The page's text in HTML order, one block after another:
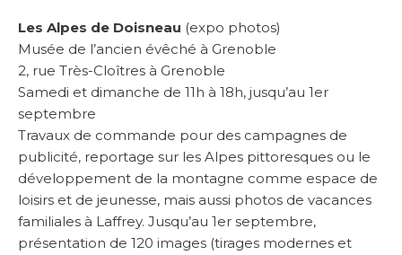
Les Alpes de Doisneau (expo photos)
Musée de l’ancien évêché à Grenoble
2, rue Très-Cloîtres à Grenoble
Samedi et dimanche de 11h à 18h, jusqu’au 1er
septembre
Travaux de commande pour des campagnes de
publicité, reportage sur les Alpes pittoresques ou le
développement de la montagne comme espace de
loisirs et de jeunesse, mais aussi photos de vacances
familiales à Laffrey. Jusqu’au 1er septembre,
présentation de 120 images (tirages modernes et